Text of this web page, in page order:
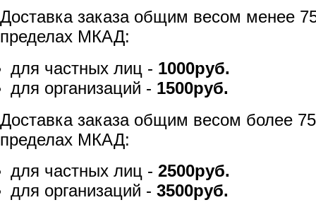
Доставка заказа общим весом менее
пределах МКАД:
для частных лиц - 1000руб.
для организаций - 1500руб.
Доставка заказа общим весом более
пределах МКАД:
для частных лиц - 2500руб.
для организаций - 3500руб.